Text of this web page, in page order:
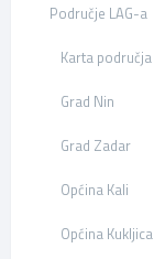
Područje LAG-a
Karta područja
Grad Nin
Grad Zadar
Općina Kali
Općina Kukljica